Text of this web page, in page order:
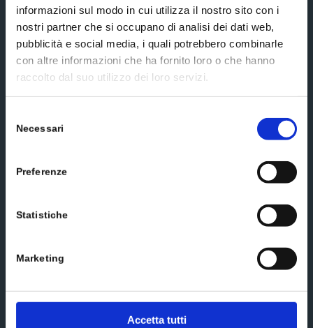
informazioni sul modo in cui utilizza il nostro sito con i
nostri partner che si occupano di analisi dei dati web,
pubblicità e social media, i quali potrebbero combinarle
con altre informazioni che ha fornito loro o che hanno
raccolto dal suo utilizzo dei loro servizi.
delNecessari
Preferenze
Statistiche
Marketing
Accetta tutti
Social media